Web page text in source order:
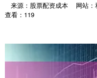
来源：股票配资成本 网站
查看：119